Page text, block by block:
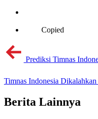
Copied
Prediksi Timnas
Timnas Indonesia
Berita Lainnya